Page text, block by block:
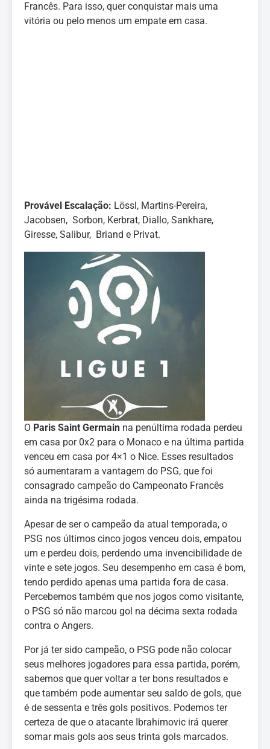
Francês. Para isso, quer conquistar mais uma
vitória ou pelo menos um empate em casa.
Provável Escalação: Lössl, Martins-Pereira,
Jacobsen, Sorbon, Kerbrat, Diallo, Sankhare,
Giresse, Salibur, Briand e Privat.
O Paris Saint Germain na penúltima rodada perdeu
em casa por 0x2 para o Monaco e na última partida
venceu em casa por 4×1 o Nice. Esses resultados
só aumentaram a vantagem do PSG, que foi
consagrado campeão do Campeonato Francês
ainda na trigésima rodada.
Apesar de ser o campeão da atual temporada, o
PSG nos últimos cinco jogos venceu dois, empatou
um e perdeu dois, perdendo uma invencibilidade de
vinte e sete jogos. Seu desempenho em casa é bom,
tendo perdido apenas uma partida fora de casa.
Percebemos também que nos jogos como visitante,
o PSG só não marcou gol na décima sexta rodada
contra o Angers.
Por já ter sido campeão, o PSG pode não colocar
seus melhores jogadores para essa partida, porém,
sabemos que quer voltar a ter bons resultados e
que também pode aumentar seu saldo de gols, que
é de sessenta e três gols positivos. Podemos ter
certeza de que o atacante Ibrahimovic irá querer
somar mais gols aos seus trinta gols marcados.